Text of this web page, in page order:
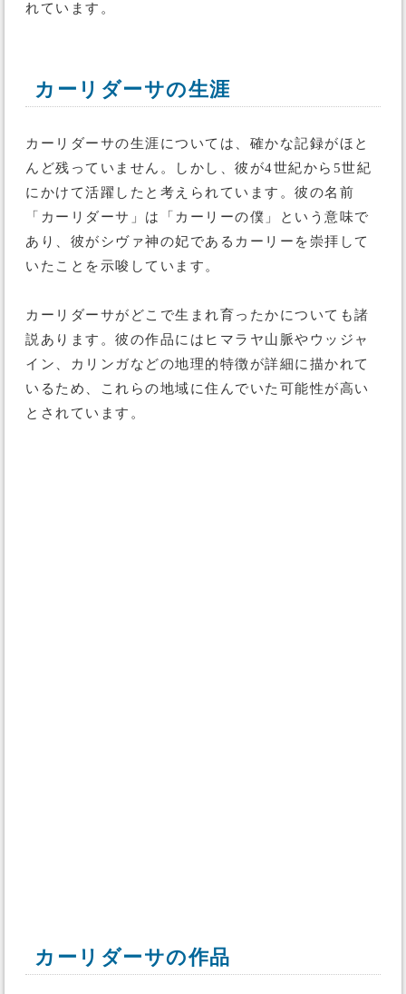
れています。
カーリダーサの生涯
カーリダーサの生涯については、確かな記録がほと
んど残っていません。しかし、彼が4世紀から5世紀
にかけて活躍したと考えられています。彼の名前
「カーリダーサ」は「カーリーの僕」という意味で
あり、彼がシヴァ神の妃であるカーリーを崇拝して
いたことを示唆しています。
カーリダーサがどこで生まれ育ったかについても諸
説あります。彼の作品にはヒマラヤ山脈やウッジャ
イン、カリンガなどの地理的特徴が詳細に描かれて
いるため、これらの地域に住んでいた可能性が高い
とされています。
カーリダーサの作品